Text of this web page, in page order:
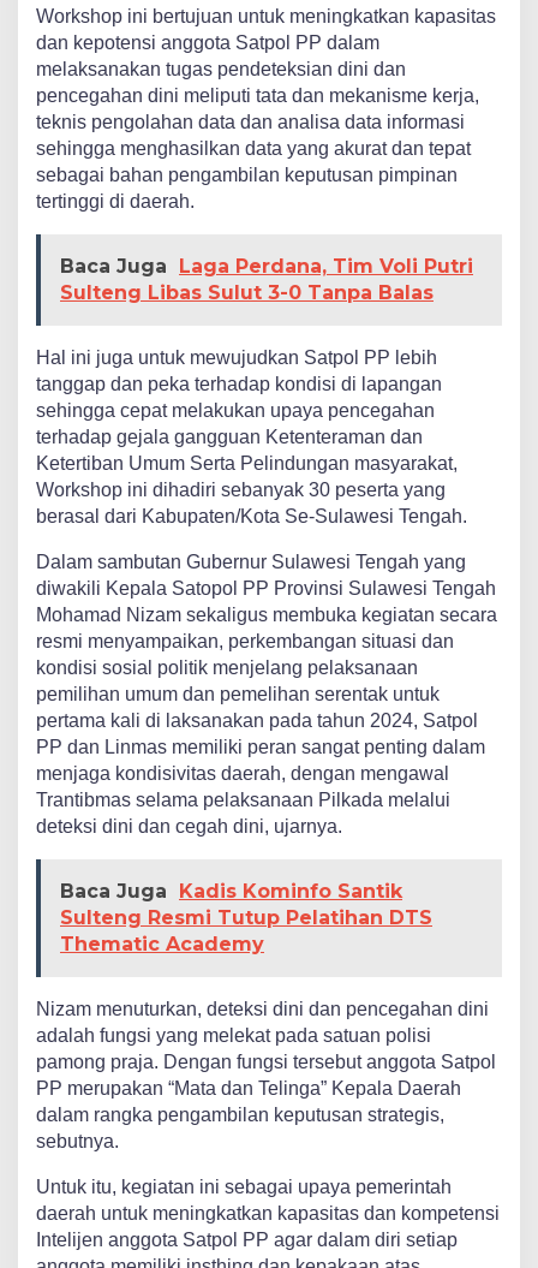
Workshop ini bertujuan untuk meningkatkan kapasitas
dan kepotensi anggota Satpol PP dalam
melaksanakan tugas pendeteksian dini dan
pencegahan dini meliputi tata dan mekanisme kerja,
teknis pengolahan data dan analisa data informasi
sehingga menghasilkan data yang akurat dan tepat
sebagai bahan pengambilan keputusan pimpinan
tertinggi di daerah.
Baca Juga
Laga Perdana, Tim Voli Putri
Sulteng Libas Sulut 3-0 Tanpa Balas
Hal ini juga untuk mewujudkan Satpol PP lebih
tanggap dan peka terhadap kondisi di lapangan
sehingga cepat melakukan upaya pencegahan
terhadap gejala gangguan Ketenteraman dan
Ketertiban Umum Serta Pelindungan masyarakat,
Workshop ini dihadiri sebanyak 30 peserta yang
berasal dari Kabupaten/Kota Se-Sulawesi Tengah.
Dalam sambutan Gubernur Sulawesi Tengah yang
diwakili Kepala Satopol PP Provinsi Sulawesi Tengah
Mohamad Nizam sekaligus membuka kegiatan secara
resmi menyampaikan, perkembangan situasi dan
kondisi sosial politik menjelang pelaksanaan
pemilihan umum dan pemelihan serentak untuk
pertama kali di laksanakan pada tahun 2024, Satpol
PP dan Linmas memiliki peran sangat penting dalam
menjaga kondisivitas daerah, dengan mengawal
Trantibmas selama pelaksanaan Pilkada melalui
deteksi dini dan cegah dini, ujarnya.
Baca Juga
Kadis Kominfo Santik
Sulteng Resmi Tutup Pelatihan DTS
Thematic Academy
Nizam menuturkan, deteksi dini dan pencegahan dini
adalah fungsi yang melekat pada satuan polisi
pamong praja. Dengan fungsi tersebut anggota Satpol
PP merupakan “Mata dan Telinga” Kepala Daerah
dalam rangka pengambilan keputusan strategis,
sebutnya.
Untuk itu, kegiatan ini sebagai upaya pemerintah
daerah untuk meningkatkan kapasitas dan kompetensi
Intelijen anggota Satpol PP agar dalam diri setiap